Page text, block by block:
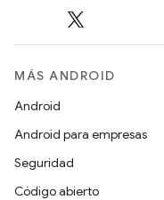
MÁS ANDROID
Android
Android para empresas
Seguridad
Código abierto